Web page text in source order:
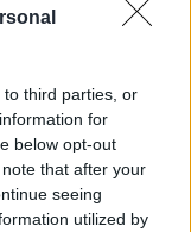
third parties, or
for
below opt-out
that after your
seeing
utilized by
δημόσιο και
με
Πρόνοια, το